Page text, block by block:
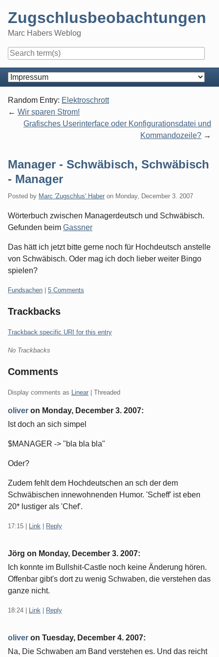
content
Zugschlusbeobachtungen
Marc Habers Weblog
Navigation
Random Entry: Elektroschrott
Wir sparen Strom!
Grafisches Userinterface oder Konfigurationsdatei und
Kommandozeile?
Manager - Schwäbisch, Schwäbisch
- Manager
Posted by Marc 'Zugschlus' Haber on Monday, December 3. 2007
Wörterbuch zwischen Managerdeutsch und Schwäbisch.
Gefunden beim Gassner
Das hätt ich jetzt bitte gerne noch für Hochdeutsch anstelle
von Schwäbisch. Oder mag ich doch lieber weiter Bingo
spielen?
Categories:
Fundsachen 5 Comments
Trackbacks
Trackback specific URI for this entry
No Trackbacks
Comments
Display comments as Linear | Threaded
oliver on Monday, December 3. 2007:
Ist doch an sich simpel
$MANAGER -> "bla bla bla"
Oder?
Zudem fehlt dem Hochdeutschen an sch der dem
Schwäbischen innewohnenden Humor. 'Scheff' ist eben
20* lustiger als 'Chef'.
17:15 Link Reply
Jörg on Monday, December 3. 2007:
Ich konnte im Bullshit-Castle noch keine Änderung hören.
Offenbar gibt's dort zu wenig Schwaben, die verstehen das
ganze nicht.
18:24 Link Reply
oliver on Tuesday, December 4. 2007:
Na, Die Schwaben am Band verstehen es. Und das reicht